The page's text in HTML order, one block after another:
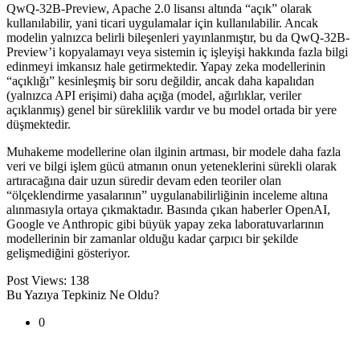
QwQ-32B-Preview, Apache 2.0 lisansı altında “açık” olarak
kullanılabilir, yani ticari uygulamalar için kullanılabilir. Ancak
modelin yalnızca belirli bileşenleri yayınlanmıştır, bu da QwQ-32B-
Preview’i kopyalamayı veya sistemin iç işleyişi hakkında fazla bilgi
edinmeyi imkansız hale getirmektedir. Yapay zeka modellerinin
“açıklığı” kesinleşmiş bir soru değildir, ancak daha kapalıdan
(yalnızca API erişimi) daha açığa (model, ağırlıklar, veriler
açıklanmış) genel bir süreklilik vardır ve bu model ortada bir yere
düşmektedir.
Muhakeme modellerine olan ilginin artması, bir modele daha fazla
veri ve bilgi işlem gücü atmanın onun yeteneklerini sürekli olarak
artıracağına dair uzun süredir devam eden teoriler olan
“ölçeklendirme yasalarının” uygulanabilirliğinin inceleme altına
alınmasıyla ortaya çıkmaktadır. Basında çıkan haberler OpenAI,
Google ve Anthropic gibi büyük yapay zeka laboratuvarlarının
modellerinin bir zamanlar olduğu kadar çarpıcı bir şekilde
gelişmediğini gösteriyor.
Post Views: 138
Bu Yazıya Tepkiniz Ne Oldu?
0